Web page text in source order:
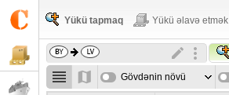
Yükü tapmaq Yükü əlavə etmək
Gövdənin növü